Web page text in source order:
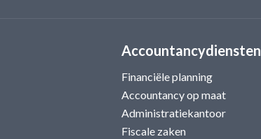
Accountancydiensten
Financiële planning
Accountancy op maat
Administratiekantoor
Fiscale zaken